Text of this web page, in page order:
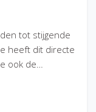
tot stijgende
heeft dit directe
ook de…